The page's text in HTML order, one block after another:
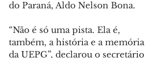
do Paraná, Aldo Nelson Bona.
“Não é só uma pista. Ela é,
também, a história e a memória
da UEPG”, declarou o secretário